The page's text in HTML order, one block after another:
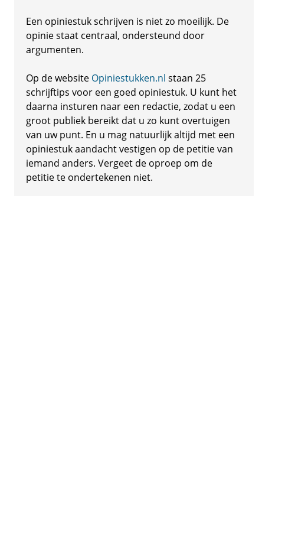
Een opiniestuk schrijven is niet zo moeilijk. De
opinie staat centraal, ondersteund door
argumenten.
Op de website Opiniestukken.nl staan 25
schrijftips voor een goed opiniestuk. U kunt het
daarna insturen naar een redactie, zodat u een
groot publiek bereikt dat u zo kunt overtuigen
van uw punt. En u mag natuurlijk altijd met een
opiniestuk aandacht vestigen op de petitie van
iemand anders. Vergeet de oproep om de
petitie te ondertekenen niet.